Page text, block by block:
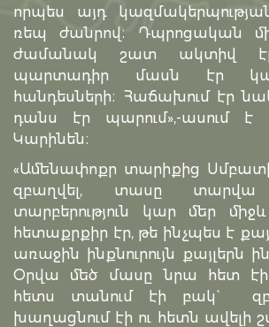
որպես այդ
ռեպ ժանրով։ Դպրոցական
ժամանակ շատ ակտիվ
պարտադիր մասն էր
հանդեսների։ Հաճախում էր
դանս էր պարում»,-ասում է
Կարինեն։
«Ամենափոքր տարիքից
զբաղվել, տասը տարվա
տարբերություն կար մեր
հետաքրքիր էր, թե ինչպես է
առաջին ինքնուրույն քայլերն
Օրվա մեծ մասը նրա հետ էի
հետս տանում էի բակ`
խաղացնում էի ու հետն